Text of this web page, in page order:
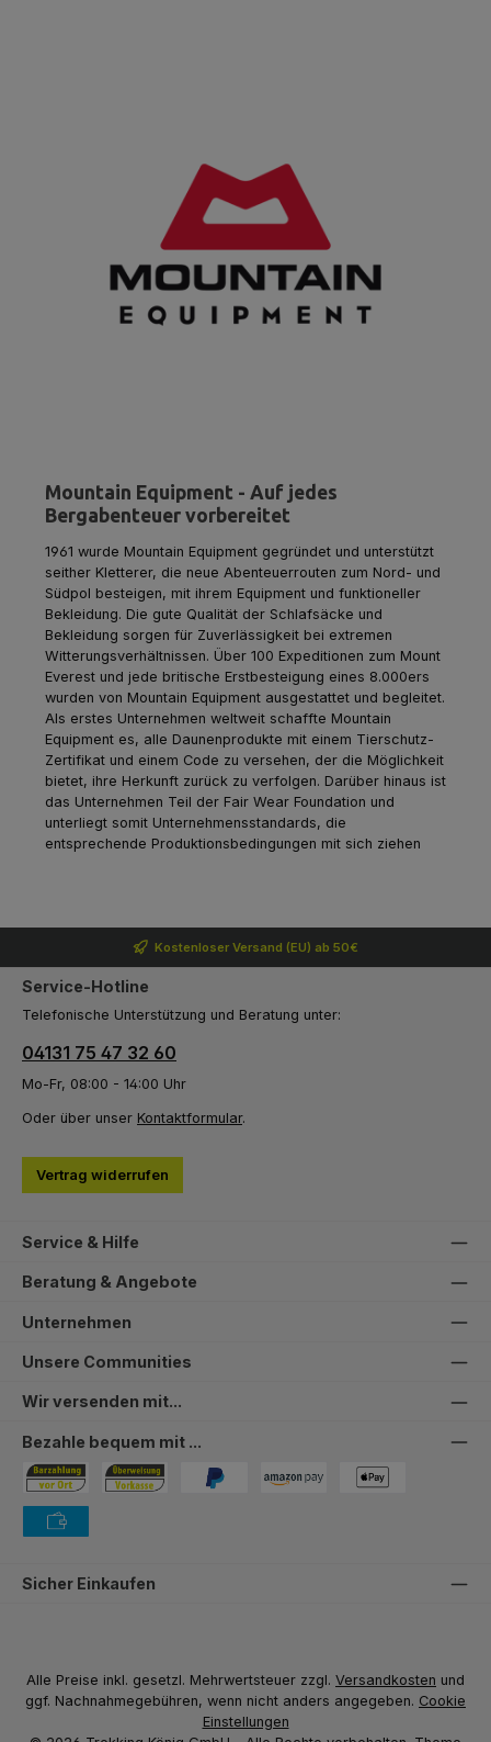
Mountain Equipment - Auf jedes
Bergabenteuer vorbereitet
1961 wurde Mountain Equipment gegründet und unterstützt
seither Kletterer, die neue Abenteuerrouten zum Nord- und
Südpol besteigen, mit ihrem Equipment und funktioneller
Bekleidung. Die gute Qualität der Schlafsäcke und
Bekleidung sorgen für Zuverlässigkeit bei extremen
Witterungsverhältnissen. Über 100 Expeditionen zum Mount
Everest und jede britische Erstbesteigung eines 8.000ers
wurden von Mountain Equipment ausgestattet und begleitet.
Als erstes Unternehmen weltweit schaffte Mountain
Equipment es, alle Daunenprodukte mit einem Tierschutz-
Zertifikat und einem Code zu versehen, der die Möglichkeit
bietet, ihre Herkunft zurück zu verfolgen. Darüber hinaus ist
das Unternehmen Teil der Fair Wear Foundation und
unterliegt somit Unternehmensstandards, die
entsprechende Produktionsbedingungen mit sich ziehen
Kostenloser Versand (EU) ab 50€
Service-Hotline
Telefonische Unterstützung und Beratung unter:
04131 75 47 32 60
Mo-Fr, 08:00 - 14:00 Uhr
Oder über unser Kontaktformular.
Vertrag widerrufen
Service & Hilfe
Beratung & Angebote
Unternehmen
Unsere Communities
Wir versenden mit...
Bezahle bequem mit ...
Bezahlung in der Filiale
Sicher Einkaufen
Alle Preise inkl. gesetzl. Mehrwertsteuer zzgl. Versandkosten und
ggf. Nachnahmegebühren, wenn nicht anders angegeben. Cookie
Einstellungen